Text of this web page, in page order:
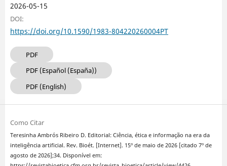
2026-05-15
DOI:
https://doi.org/10.1590/1983-804220260004PT
PDF
PDF (Español (España))
PDF (English)
Como Citar
Teresinha Ambrós Ribeiro D. Editorial: Ciência, ética e informação na era da
inteligência artificial. Rev. Bioét. [Internet]. 15º de maio de 2026 [citado 7º de
agosto de 2026];34. Disponível em: